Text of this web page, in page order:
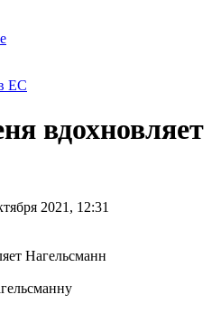
ЕС
вдохновляет
2021, 12:31